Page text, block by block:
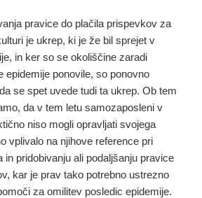
pravice do plačila prispevkov za
je ukrep, ki je že bil sprejet v
in ker so se okoliščine zaradi
epidemije ponovile, so ponovno
se spet uvede tudi ta ukrep. Ob tem
da v tem letu samozaposleni v
niso mogli opravljati svojega
vplivalo na njihove reference pri
in pridobivanju ali podaljšanju pravice
kar je prav tako potrebno ustrezno
za omilitev posledic epidemije.